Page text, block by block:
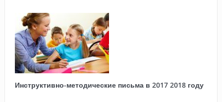
Инструктивно-методические письма в 2017 2018 году